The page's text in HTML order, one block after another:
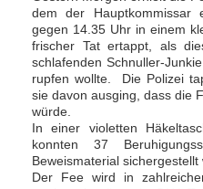
dem der
gegen 14.35 Uhr in einem
frischer Tat ertappt, als
schlafenden Schnuller-
rupfen wollte. Die Polizei
sie davon ausging, dass die
würde.
In einer violetten
konnten 37
Beweismaterial sichergestellt
Der Fee wird in